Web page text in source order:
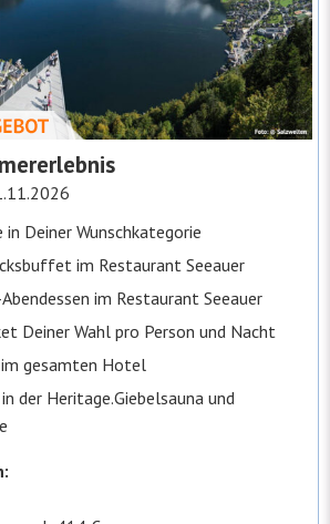
Deiner Wunschkategorie
im Restaurant Seeauer
im Restaurant Seeauer
Deiner Wahl pro Person und Nacht
gesamten Hotel
der Heritage.Giebelsauna und